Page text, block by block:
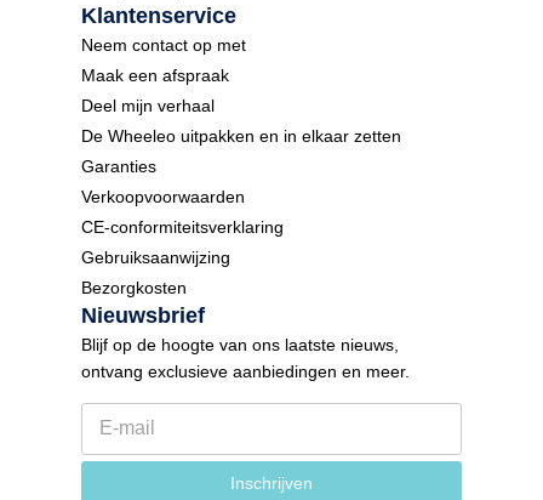
Klantenservice
Neem contact op met
Maak een afspraak
Deel mijn verhaal
De Wheeleo uitpakken en in elkaar zetten
Garanties
Verkoopvoorwaarden
CE-conformiteitsverklaring
Gebruiksaanwijzing
Bezorgkosten
Nieuwsbrief
Blijf op de hoogte van ons laatste nieuws,
ontvang exclusieve aanbiedingen en meer.
E
m
E
Inschrijven